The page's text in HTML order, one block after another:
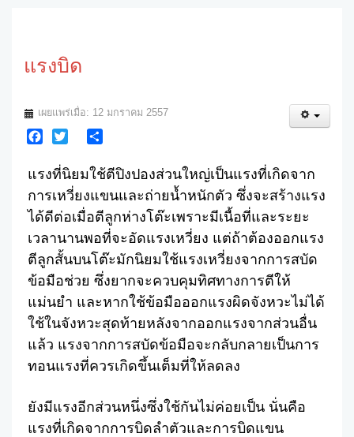
แรงบิด
เผยแพร่เมื่อ: 12 มกราคม 2557
แรงที่นิยมใช้ตีปิงปองส่วนใหญ่เป็นแรงที่เกิดจาก
การเหวี่ยงแขนและถ่ายน้ำหนักตัว ซึ่งจะสร้างแรง
ได้ดีต่อเมื่อตีลูกห่างโต๊ะเพราะมีเนื้อที่และระยะ
เวลานานพอที่จะอัดแรงเหวี่ยง แต่ถ้าต้องออกแรง
ตีลูกสั้นบนโต๊ะมักนิยมใช้แรงเหวี่ยงจากการสบัด
ข้อมือช่วย ซึ่งยากจะควบคุมทิศทางการตีให้
แม่นยำ และหากใช้ข้อมือออกแรงผิดจังหวะไม่ได้
ใช้ในจังหวะสุดท้ายหลังจากออกแรงจากส่วนอื่น
แล้ว แรงจากการสบัดข้อมือจะกลับกลายเป็นการ
ทอนแรงที่ควรเกิดขึ้นเต็มที่ให้ลดลง
ยังมีแรงอีกส่วนหนึ่งซึ่งใช้กันไม่ค่อยเป็น นั่นคือ
แรงที่เกิดจากการบิดลำตัวและการบิดแขน